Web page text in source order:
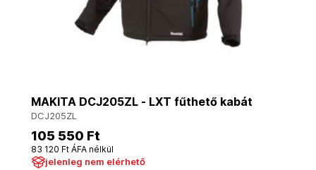
MAKITA DCJ205ZL - LXT fűthető kabát
DCJ205ZL
105 550 Ft
83 120 Ft ÁFA nélkül
jelenleg nem elérhető